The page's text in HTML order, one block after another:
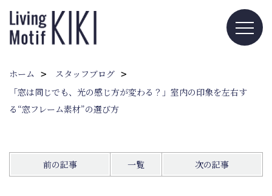
ホーム
スタッフブログ
「窓は同じでも、光の感じ方が変わる？」室内の印象を左右す
る“窓フレーム素材”の選び方
前の記事 一覧 次の記事